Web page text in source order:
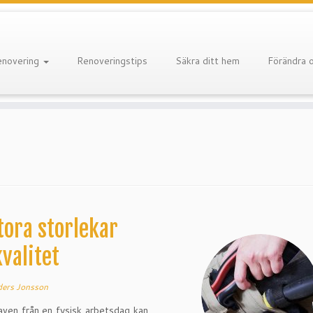
Renoveringstips Säkra ditt hem Förändra
storlekar
Jonsson
från en fysisk arbetsdag kan